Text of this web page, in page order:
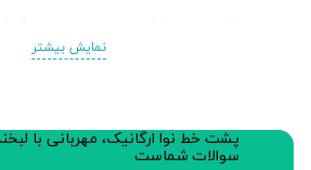
در گیاهخوران است. از خواص لوبیا
فعالیت های ضد ترومبوتیک و آنتی
نمایش بیشتر
پشت خط نوا ارگانیک، مهربانی با
سوالات شماست